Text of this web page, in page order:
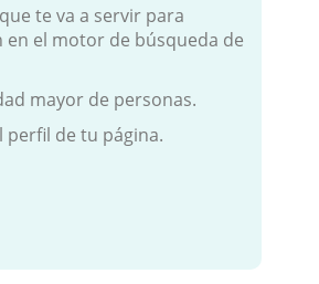
te va a servir para
en el motor de búsqueda de
mayor de personas.
de tu página.